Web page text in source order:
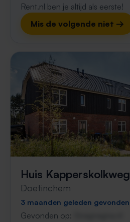
Rent.nl ben je altijd als eerste!
Mis de volgende niet →
Huis Kapperskolkweg
Doetinchem
3 maanden geleden gevonden
Gevonden op: